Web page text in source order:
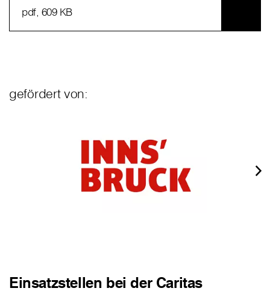
pdf, 609 KB
gefördert von:
Einsatzstellen bei der Caritas